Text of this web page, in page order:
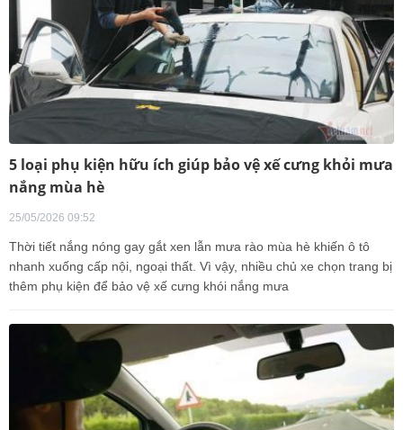
5 loại phụ kiện hữu ích giúp bảo vệ xế cưng khỏi mưa
nắng mùa hè
25/05/2026 09:52
Thời tiết nắng nóng gay gắt xen lẫn mưa rào mùa hè khiến ô tô
nhanh xuống cấp nội, ngoại thất. Vì vậy, nhiều chủ xe chọn trang bị
thêm phụ kiện để bảo vệ xế cưng khói nắng mưa